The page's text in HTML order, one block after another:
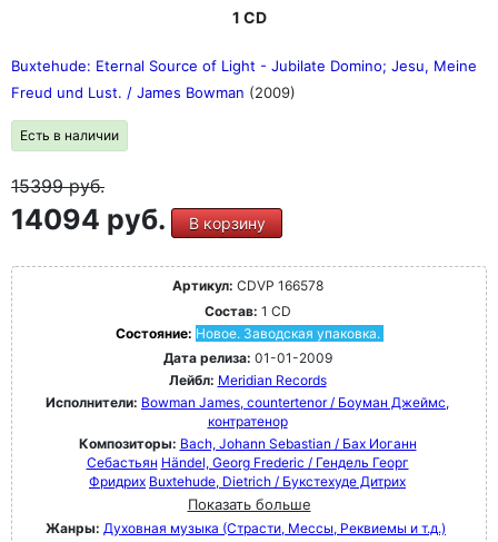
1 CD
Buxtehude: Eternal Source of Light - Jubilate Domino; Jesu, Meine
Freud und Lust. / James Bowman (2009)
Есть в наличии
15399руб.
14094 руб. В корзину
Артикул: CDVP 166578
Состав: 1 CD
Состояние: Новое. Заводская упаковка.
Дата релиза: 01-01-2009
Лейбл: Meridian Records
Исполнители: Bowman James, countertenor / Боуман Джеймс,
контратенор
Композиторы: Bach, Johann Sebastian / Бах Иоганн
Себастьян Händel, Georg Frederic / Гендель Георг
Фридрих Buxtehude, Dietrich / Букстехуде Дитрих
Показать больше
Жанры: Духовная музыка (Страсти, Мессы, Реквиемы и т.д.)